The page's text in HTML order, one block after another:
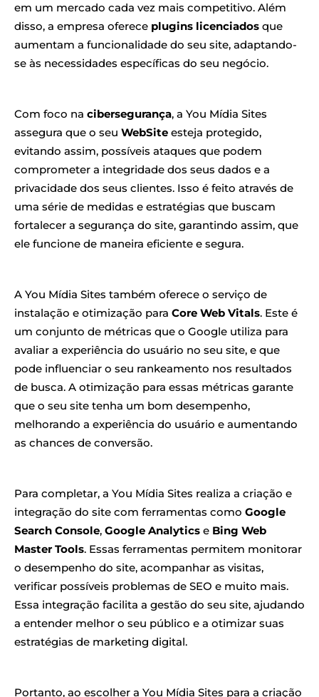
em um mercado cada vez mais competitivo. Além
disso, a empresa oferece plugins licenciados que
aumentam a funcionalidade do seu site, adaptando-
se às necessidades específicas do seu negócio.
Com foco na cibersegurança, a You Mídia Sites
assegura que o seu WebSite esteja protegido,
evitando assim, possíveis ataques que podem
comprometer a integridade dos seus dados e a
privacidade dos seus clientes. Isso é feito através de
uma série de medidas e estratégias que buscam
fortalecer a segurança do site, garantindo assim, que
ele funcione de maneira eficiente e segura.
A You Mídia Sites também oferece o serviço de
instalação e otimização para Core Web Vitals. Este é
um conjunto de métricas que o Google utiliza para
avaliar a experiência do usuário no seu site, e que
pode influenciar o seu rankeamento nos resultados
de busca. A otimização para essas métricas garante
que o seu site tenha um bom desempenho,
melhorando a experiência do usuário e aumentando
as chances de conversão.
Para completar, a You Mídia Sites realiza a criação e
integração do site com ferramentas como Google
Search Console, Google Analytics e Bing Web
Master Tools. Essas ferramentas permitem monitorar
o desempenho do site, acompanhar as visitas,
verificar possíveis problemas de SEO e muito mais.
Essa integração facilita a gestão do seu site, ajudando
a entender melhor o seu público e a otimizar suas
estratégias de marketing digital.
Portanto, ao escolher a You Mídia Sites para a criação